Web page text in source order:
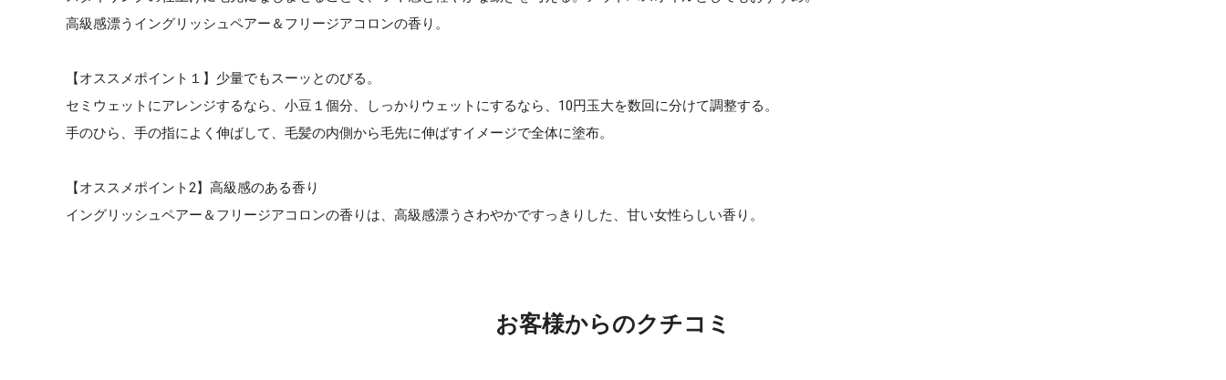
高級感漂うイングリッシュペアー＆フリージアコロンの香り。
【オススメポイント１】少量でもスーッとのびる。
セミウェットにアレンジするなら、小豆１個分、しっかりウェットにするなら、10円玉大を数回に分けて調整する。
手のひら、手の指によく伸ばして、毛髪の内側から毛先に伸ばすイメージで全体に塗布。
【オススメポイント2】高級感のある香り
イングリッシュペアー＆フリージアコロンの香りは、高級感漂うさわやかですっきりした、甘い女性らしい香り。
お客様からのクチコミ